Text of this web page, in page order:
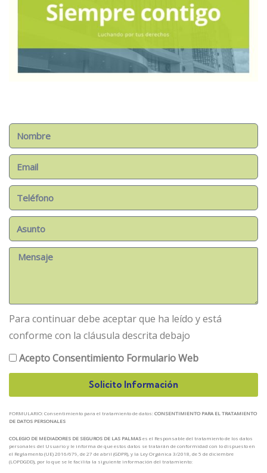
Para continuar debe aceptar que ha leído y está
conforme con la cláusula descrita debajo
Acepto Consentimiento Formulario Web
Solicito Información
FORMULARIO: Consentimiento para el tratamiento de datos:CONSENTIMIENTO PARA EL TRATAMIENTO
DE DATOS PERSONALES
COLEGIO DE MEDIADORES DE SEGUROS DE LAS PALMASes el Responsable del tratamiento de los datos
personales del Usuario y le informa de que estos datos se tratarán de conformidad con lo dispuesto en
el Reglamento (UE) 2016/679, de 27 de abril (GDPR), y la Ley Orgánica 3/2018, de 5 de diciembre
(LOPDGDD), por lo que se le facilita la siguiente información del tratamiento: